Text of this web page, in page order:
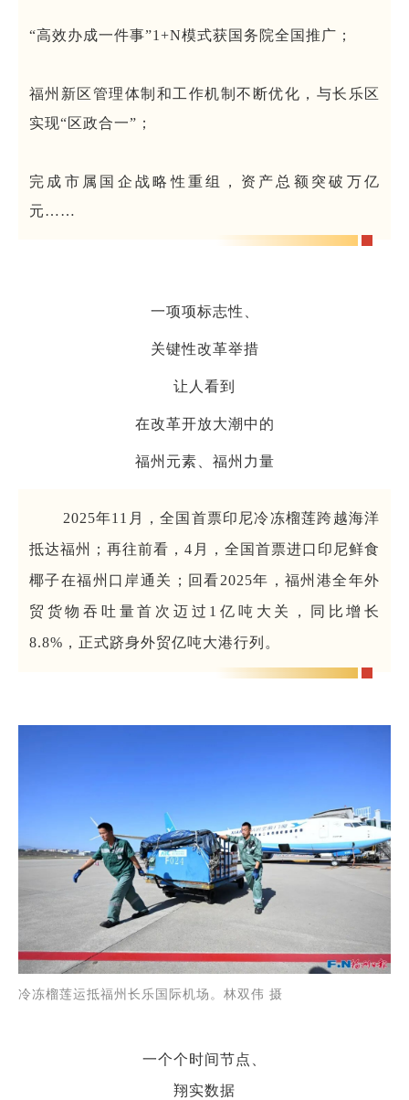
“高效办成一件事”1+N模式获国务院全国推广；
福州新区管理体制和工作机制不断优化，与长乐区
实现“区政合一”；
完成市属国企战略性重组，资产总额突破万亿
元……
一项项标志性、
关键性改革举措
让人看到
在改革开放大潮中的
福州元素、福州力量
2025年11月，全国首票印尼冷冻榴莲跨越海洋
抵达福州；再往前看，4月，全国首票进口印尼鲜食
椰子在福州口岸通关；回看2025年，福州港全年外
贸货物吞吐量首次迈过1亿吨大关，同比增长
8.8%，正式跻身外贸亿吨大港行列。
冷冻榴莲运抵福州长乐国际机场。林双伟 摄
一个个时间节点、
翔实数据